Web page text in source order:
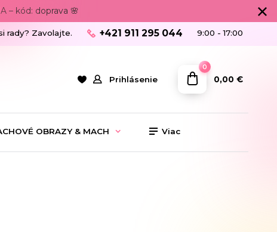
– kód: doprava 🌸
Prihlásenie
rady? Zavolajte. +421 911 295 044 9:00 - 17:00
0
0,00 €
OBRAZY & MACH Viac